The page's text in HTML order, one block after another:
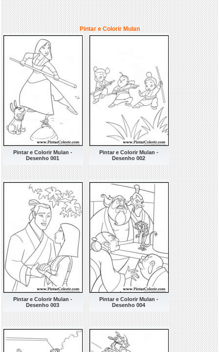
Pintar e Colorir Mulan
Pintar e Colorir Mulan -
Desenho 001
Pintar e Colorir Mulan -
Desenho 002
Pintar e Colorir Mulan -
Desenho 003
Pintar e Colorir Mulan -
Desenho 004